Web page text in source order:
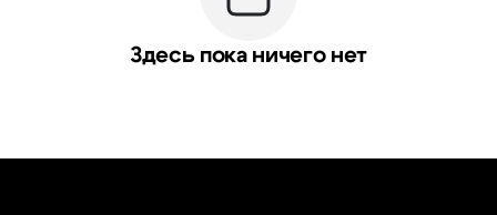
Здесь пока ничего нет